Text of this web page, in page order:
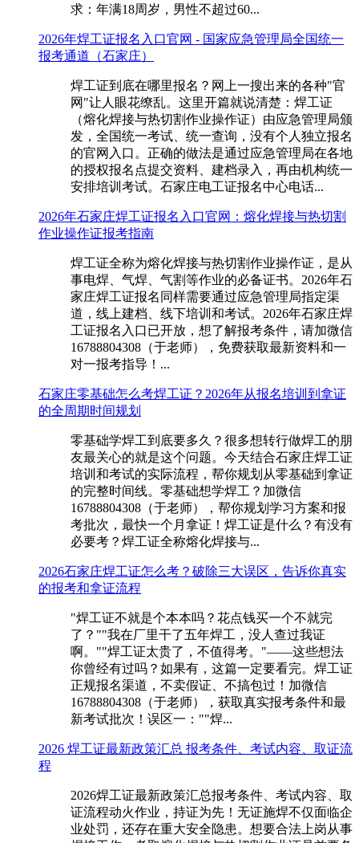
求‌：年满18周岁，男性不超过60...
2026年焊工证报名入口官网 - 国家应急管理局全国统一
报考通道（石家庄）
焊工证到底在哪里报名？网上一搜出来的各种"官
网"让人眼花缭乱。这里开篇就说清楚：焊工证
（熔化焊接与热切割作业操作证）由应急管理局颁
发，全国统一考试、统一查询，没有个人独立报名
的官网入口。正确的做法是通过应急管理局在各地
的授权报名点提交资料、建档录入，再由机构统一
安排培训考试。石家庄电工证报名中心电话...
2026年石家庄焊工证报名入口官网：熔化焊接与热切割
作业操作证报考指南
焊工证全称为熔化焊接与热切割作业操作证，是从
事电焊、气焊、气割等作业的必备证书。2026年石
家庄焊工证报名同样需要通过应急管理局指定渠
道，线上建档、线下培训和考试。2026年石家庄焊
工证报名入口已开放，想了解报考条件，请加微信
16788804308（于老师），免费获取最新资料和一
对一报考指导！...
石家庄零基础怎么考焊工证？2026年从报名培训到拿证
的全周期时间规划
零基础学焊工到底要多久？很多想转行做焊工的朋
友最关心的就是这个问题。今天结合石家庄焊工证
培训和考试的实际流程，帮你规划从零基础到拿证
的完整时间线。零基础想学焊工？加微信
16788804308（于老师），帮你规划学习方案和报
考批次，最快一个月拿证！焊工证是什么？有没有
必要考？焊工证全称熔化焊接与...
2026石家庄焊工证怎么考？破除三大误区，告诉你真实
的报考和拿证流程
"焊工证不就是个本本吗？花点钱买一个不就完
了？""我在厂里干了五年焊工，没人查过我证
啊。""焊工证太贵了，不值得考。"——这些想法
你曾经有过吗？如果有，这篇一定要看完。焊工证
正规报名渠道，不卖假证、不搞包过！加微信
16788804308（于老师），获取真实报考条件和最
新考试批次！误区一：""焊...
2026 焊工证最新政策汇总 报考条件、考试内容、取证流
程
2026焊工证最新政策汇总报考条件、考试内容、取
证流程动火作业，持证为先！无证施焊不仅面临企
业处罚，还存在重大安全隐患。想要合法上岗从事